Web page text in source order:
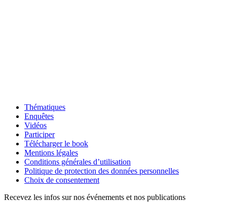
Thématiques
Enquêtes
Vidéos
Participer
Télécharger le book
Mentions légales
Conditions générales d’utilisation
Politique de protection des données personnelles
Choix de consentement
Recevez les infos sur nos événements et nos publications